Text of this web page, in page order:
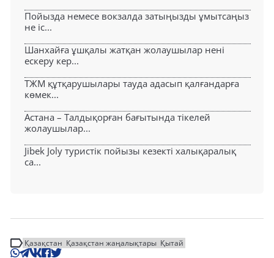
Пойызда немесе вокзалда затыңызды ұмытсаңыз
не іс...
Шанхайға ұшқалы жатқан жолаушылар нені
ескеру кер...
ТЖМ құтқарушылары тауда адасып қалғандарға
көмек...
Астана – Талдықорған бағытында тікелей
жолаушылар...
Jibek Joly туристік пойызы кезекті халықаралық
са...
Қазақстан Қазақстан жаңалықтары Қытай